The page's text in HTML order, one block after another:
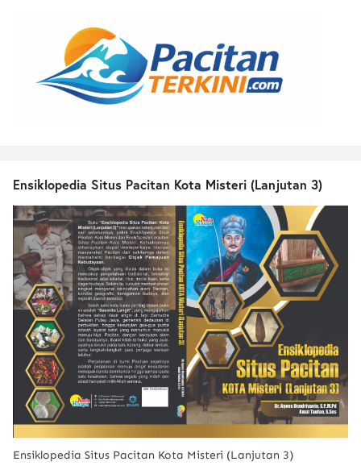
Ensiklopedia Situs Pacitan Kota Misteri (Lanjutan 3)
Ensiklopedia Situs Pacitan Kota Misteri (Lanjutan 3)